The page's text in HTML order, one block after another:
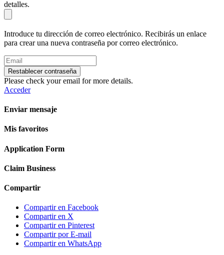
detalles.
Introduce tu dirección de correo electrónico. Recibirás un enlace
para crear una nueva contraseña por correo electrónico.
Restablecer contraseña
Please check your email for more details.
Acceder
Enviar mensaje
Mis favoritos
Application Form
Claim Business
Compartir
Compartir en Facebook
Compartir en X
Compartir en Pinterest
Compartir por E-mail
Compartir en WhatsApp